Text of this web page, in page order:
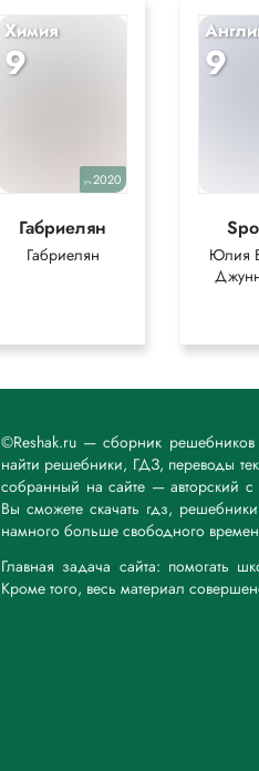
Химия
9
уч.2020
Габриелян
Габриелян
9
Юлия
©Reshak.ru — сборник
найти решебники, ГДЗ, переводы
собранный на сайте — авторский
Вы сможете скачать гдз,
намного больше свободного
Главная задача сайта: помогать
Кроме того, весь материал